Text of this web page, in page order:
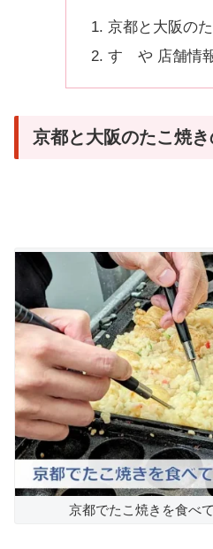
京都と大阪の
すゞや 店舗情
京都と大阪のたこ焼
京都でたこ焼きを食べ